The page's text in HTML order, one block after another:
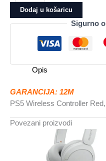
Controller
RedDualsense
količina
Dodaj u košaricu
Sigurno
Opis
GARANCIJA: 12M
PS5 Wireless Controller
Povezani proizvodi